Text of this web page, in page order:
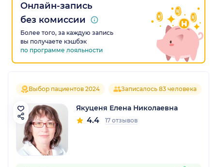
Онлайн-запись
без комиссии
Более того, за каждую запись
вы получаете кэшбэк
по программе лояльности
Выбор пациентов 2024 Записалось 83 человека
Якуценя Елена Николаевна
4.4 17 отзывов